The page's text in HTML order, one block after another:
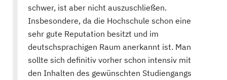
schwer, ist aber nicht auszuschließen.
Insbesondere, da die Hochschule schon eine
sehr gute Reputation besitzt und im
deutschsprachigen Raum anerkannt ist. Man
sollte sich definitiv vorher schon intensiv mit
den Inhalten des gewünschten Studiengangs